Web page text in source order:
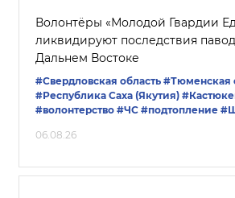
Волонтёры «Молодой Гвардии
ликвидируют последствия
Дальнем Востоке
#Свердловская область #Тюменская
#Республика Саха (Якутия)
#волонтерство #ЧС #подтопление
06.08.26